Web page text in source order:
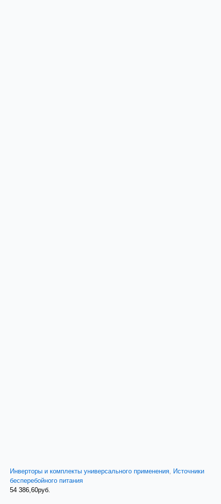
Инверторы и комплекты универсального применения Источники
бесперебойного питания
54 386,60руб.